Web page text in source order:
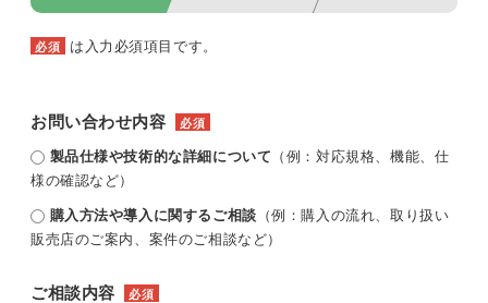
必須 は入力必須項目です。
お問い合わせ内容 必須
製品仕様や技術的な詳細について （例：対応規格、機能、仕
様の確認など）
購入方法や導入に関するご相談 （例：購入の流れ、取り扱い
販売店のご案内、案件のご相談など）
ご相談内容 必須